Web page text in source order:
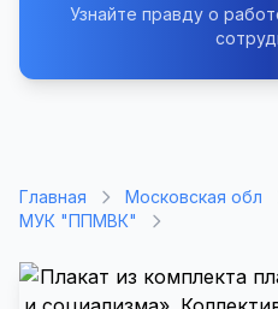
Узнайте правду о
Главная Московская обл
МУК "ППМВК"